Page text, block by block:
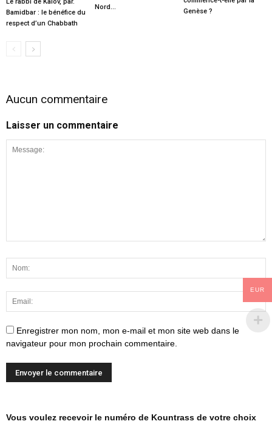
Bamidbar : le bénéfice du
respect d’un Chabbath
Nord…
Genèse ?
Aucun commentaire
Laisser un commentaire
Enregistrer mon nom, mon e-mail et mon site web dans le
navigateur pour mon prochain commentaire.
Vous voulez recevoir le numéro de Kountrass de votre choix
EUR